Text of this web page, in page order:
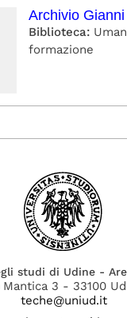
Archivio
Biblioteca:
formazione
studi di Udine -
Mantica 3 - 33100
teche@uniud.it